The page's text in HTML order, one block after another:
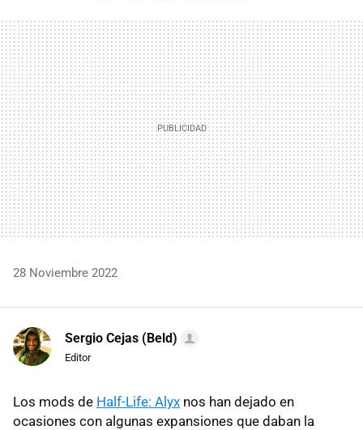
MAIL
28 Noviembre 2022
Sergio Cejas (Beld)
Editor
Los mods de Half-Life: Alyx nos han dejado en
ocasiones con algunas expansiones que daban la